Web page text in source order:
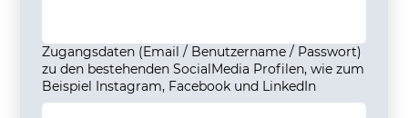
Zugangsdaten (Email / Benutzername / Passwort)
zu den bestehenden SocialMedia Profilen, wie zum
Beispiel Instagram, Facebook und LinkedIn